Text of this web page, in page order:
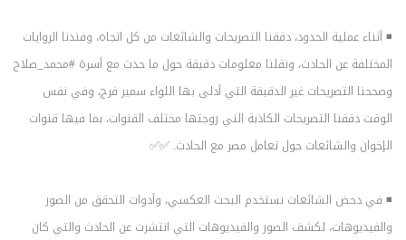
◾️ أثناء عملية الحدود، دققنا التصريحات والشائعات من كل اتجاه، وفندنا الروايات
المختلفة عن الحادث، ونقلنا معلومات دقيقة حول ما حدث مع أسرة #محمد_صلاح
وصححنا التصريحات غير الدقيقة التي أدلى بها اللواء سمير فرج، وفي نفس
الوقت دققنا التصريحات الكاذبة التي روجتها مختلف القنوات، بما فيها قنوات
الإخوان والشائعات حول تعامل مصر مع الحادث. ✅✅
◾️ في دحض الشائعات نستخدم البحث العكسي، وأدوات التحقق من الصور
والفيديوهات، لكشف الصور والفيديوهات التي انتشرت عن الحادث والتي كان